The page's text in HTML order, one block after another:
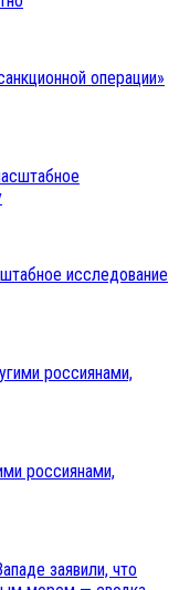
операции»
исследование
россиянами,